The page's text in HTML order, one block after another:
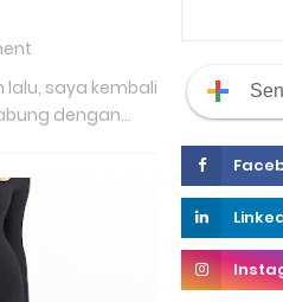
lalu, saya kembali
dengan...